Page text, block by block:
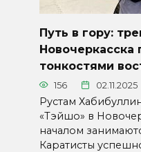
Путь в гору:
Новочеркасска
тонкостями
156 02.11.2025
Рустам
«Тэйшо» в
началом
Каратисты